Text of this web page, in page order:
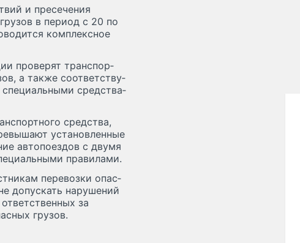
и пресечения
в период с 20 по
комплексное
про­верят транс­пор­
а так­же со­от­ветс­тву­
средс­тва­
средс­тва,
ус­та­нов­ленные
ав­то­по­ез­дов с дву­мя
пра­ви­ла­ми.
пе­ревоз­ки опас­
до­пус­кать на­руше­ний
за
гру­зов.